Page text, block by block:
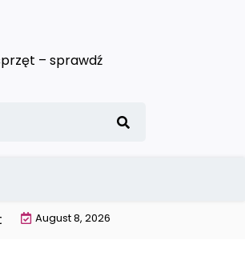
– sprawdź
|Wysokiej jakości
August 8, 2026